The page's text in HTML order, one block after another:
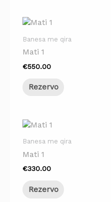
Banesa me qira
Mati 1
€550.00
Rezervo
Banesa me qira
Mati 1
€330.00
Rezervo